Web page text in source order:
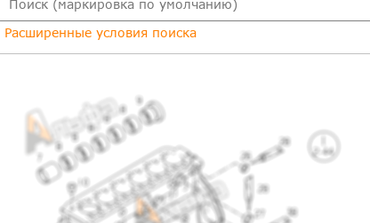
Расширенные условия поиска